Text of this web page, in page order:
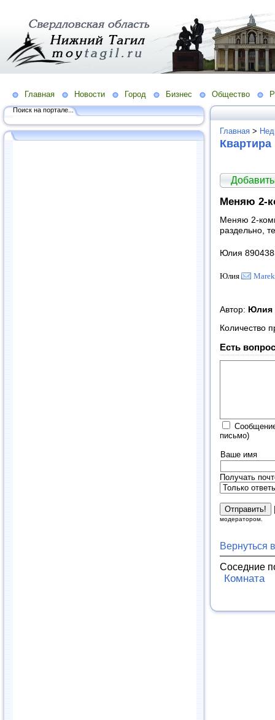
Главная Новости Город Бизнес Общество
Поиск на портале...
Главная >
Квартира
Меняю 2-
Меняю 2-
раздельно,
Юлия
Юлия
Автор: Юлия
Количество
Есть
письмо)
Ваше имя
Получать
модератором.
Вернуться
Соседние
Комната